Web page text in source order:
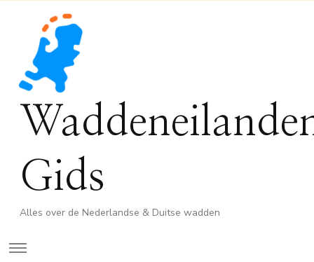
Gids
Alles over de Nederlandse & Duitse wadden